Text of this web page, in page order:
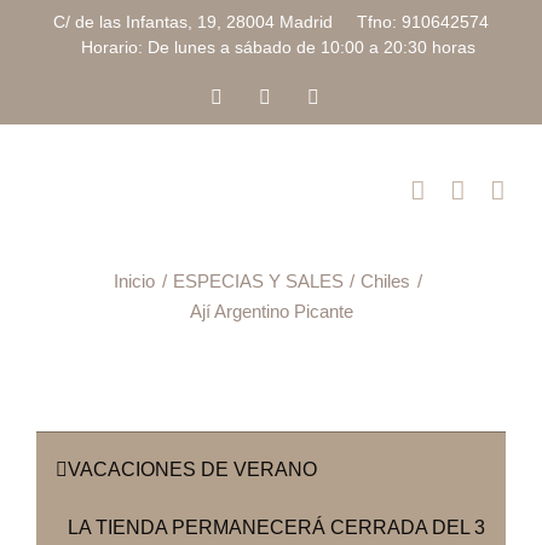
C/ de las Infantas, 19, 28004 Madrid Tfno: 910642574
Horario: De lunes a sábado de 10:00 a 20:30 horas
FacebookInstagram
Inicio ESPECIAS Y SALES
Chiles
Ají Argentino Picante
VACACIONES DE VERANO
LA TIENDA PERMANECERÁ CERRADA DEL 3